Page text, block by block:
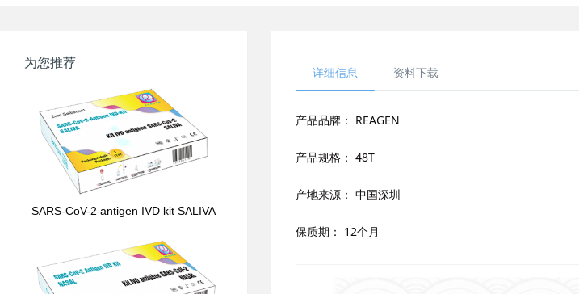
详细信息 资料下载
产品品牌： REAGEN
产品规格： 48T
产地来源： 中国深圳
保质期： 12个月
为您推荐
SARS-CoV-2 antigen IVD kit SALIVA